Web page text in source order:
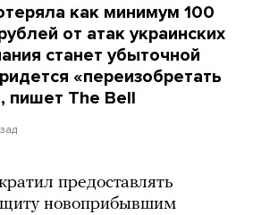
как минимум 100
от атак украинских
станет убыточной
«переизобретать
пишет The Bell
предоставлять
новоприбывшим